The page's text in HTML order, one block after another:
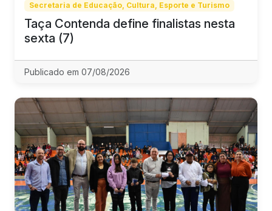
Secretaria de Educação, Cultura, Esporte e Turismo
Taça Contenda define finalistas nesta
sexta (7)
Publicado em 07/08/2026